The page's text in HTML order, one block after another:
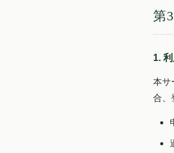
第
1.
本サ
合、